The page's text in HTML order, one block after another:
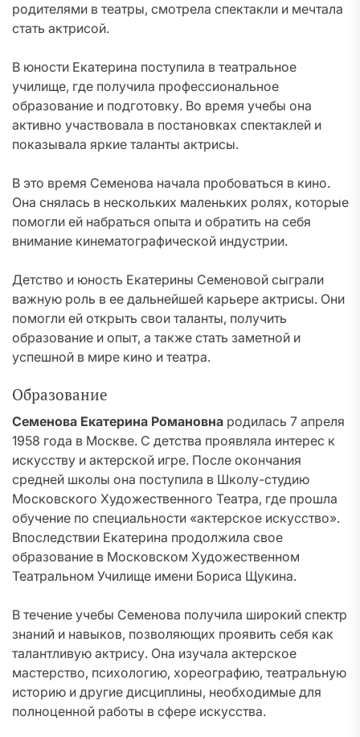
родителями в театры, смотрела спектакли и мечтала
стать актрисой.
В юности Екатерина поступила в театральное
училище, где получила профессиональное
образование и подготовку. Во время учебы она
активно участвовала в постановках спектаклей и
показывала яркие таланты актрисы.
В это время Семенова начала пробоваться в кино.
Она снялась в нескольких маленьких ролях, которые
помогли ей набраться опыта и обратить на себя
внимание кинематографической индустрии.
Детство и юность Екатерины Семеновой сыграли
важную роль в ее дальнейшей карьере актрисы. Они
помогли ей открыть свои таланты, получить
образование и опыт, а также стать заметной и
успешной в мире кино и театра.
Образование
Семенова Екатерина Романовна родилась 7 апреля
1958 года в Москве. С детства проявляла интерес к
искусству и актерской игре. После окончания
средней школы она поступила в Школу-студию
Московского Художественного Театра, где прошла
обучение по специальности «актерское искусство».
Впоследствии Екатерина продолжила свое
образование в Московском Художественном
Театральном Училище имени Бориса Щукина.
В течение учебы Семенова получила широкий спектр
знаний и навыков, позволяющих проявить себя как
талантливую актрису. Она изучала актерское
мастерство, психологию, хореографию, театральную
историю и другие дисциплины, необходимые для
полноценной работы в сфере искусства.